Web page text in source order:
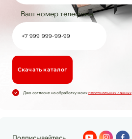
Ваш номер телефона
Cкачать каталог
Даю согласие на обработку моих персональных данных
Подписывайтесь